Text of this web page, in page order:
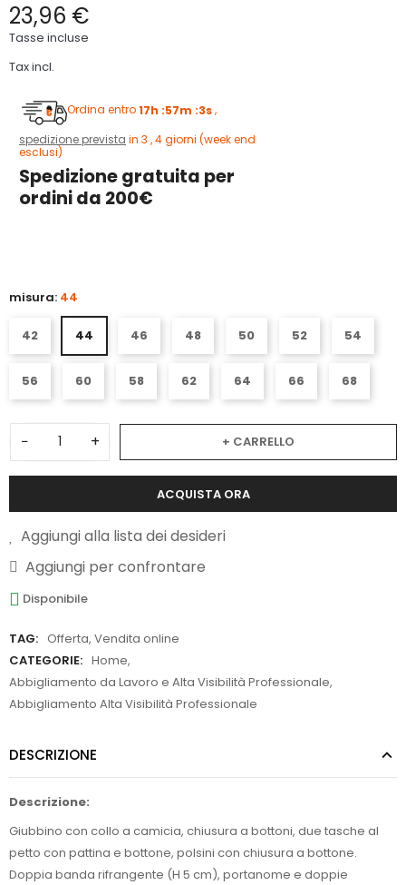
23,96 €
Tasse incluse
Tax incl.
Ordina entro17h :57m :2s,
spedizione prevista in 3 , 4 giorni (week end
esclusi)
Spedizione gratuita per
ordini da 200€
misura: 44
42 44 46 48 50 52 54
56 60 58 62 64 66 68
− + + CARRELLO
ACQUISTA ORA
Aggiungi alla lista dei desideri
Aggiungi per confrontare
Disponibile
TAG: Offerta, Vendita online
CATEGORIE: Home,
Abbigliamento da Lavoro e Alta Visibilità Professionale,
Abbigliamento Alta Visibilità Professionale
DESCRIZIONE
Descrizione:
Giubbino con collo a camicia, chiusura a bottoni, due tasche al
petto con pattina e bottone, polsini con chiusura a bottone.
Doppia banda rifrangente (H 5 cm), portanome e doppie